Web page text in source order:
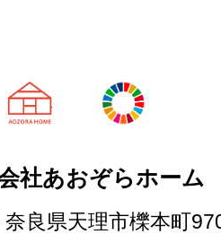
天理市の注文
社あおぞらホーム
良県天理市櫟本町